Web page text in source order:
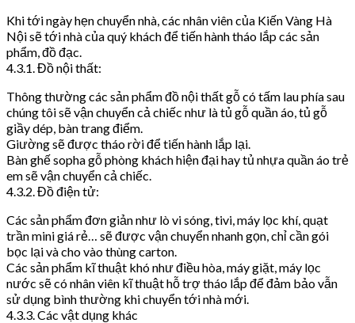
Khi tới ngày hẹn chuyển nhà, các nhân viên của Kiến Vàng Hà
Nội sẽ tới nhà của quý khách để tiến hành tháo lắp các sản
phẩm, đồ đạc.
4.3.1. Đồ nội thất:
Thông thường các sản phẩm đồ nội thất gỗ có tấm lau phía sau
chúng tôi sẽ vận chuyển cả chiếc như là tủ gỗ quần áo, tủ gỗ
giầy dép, bàn trang điểm.
Giường sẽ được tháo rời để tiến hành lắp lại.
Bàn ghế sopha gỗ phòng khách hiện đại hay tủ nhựa quần áo trẻ
em sẽ vận chuyển cả chiếc.
4.3.2. Đồ điện tử:
Các sản phẩm đơn giản như lò vi sóng, tivi, máy lọc khí, quạt
trần mini giá rẻ… sẽ được vận chuyển nhanh gọn, chỉ cần gói
bọc lại và cho vào thùng carton.
Các sản phẩm kĩ thuật khó như điều hòa, máy giặt, máy lọc
nước sẽ có nhân viên kĩ thuật hỗ trợ tháo lắp để đảm bảo vẫn
sử dụng bình thường khi chuyển tới nhà mới.
4.3.3. Các vật dụng khác